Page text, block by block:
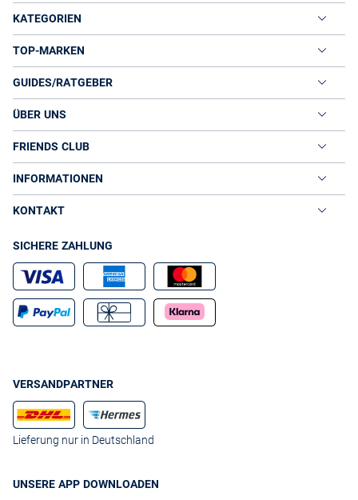
KATEGORIEN
TOP-MARKEN
GUIDES/RATGEBER
ÜBER UNS
FRIENDS CLUB
INFORMATIONEN
KONTAKT
SICHERE ZAHLUNG
VERSANDPARTNER
Lieferung nur in Deutschland
UNSERE APP DOWNLOADEN